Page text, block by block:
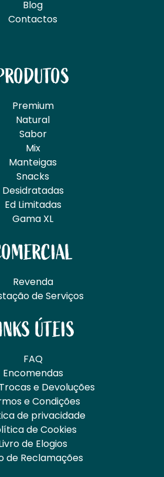
Blog
Contactos
Premium
Natural
Sabor
Mix
Manteigas
Snacks
Desidratadas
Ed Limitadas
Gama XL
Revenda
de Serviços
ÚTEIS
FAQ
Encomendas
e Devoluções
e Condições
de privacidade
de Cookies
de Elogios
de Reclamações